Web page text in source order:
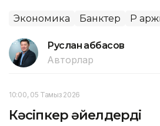
Экономика Банктер ҚР
Руслан Ғаббасов
Авторлар
10:00, 05 Тамыз 2026
Кәсіпкер әйелдерді